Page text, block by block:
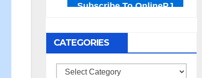
CATEGORIES
Categories